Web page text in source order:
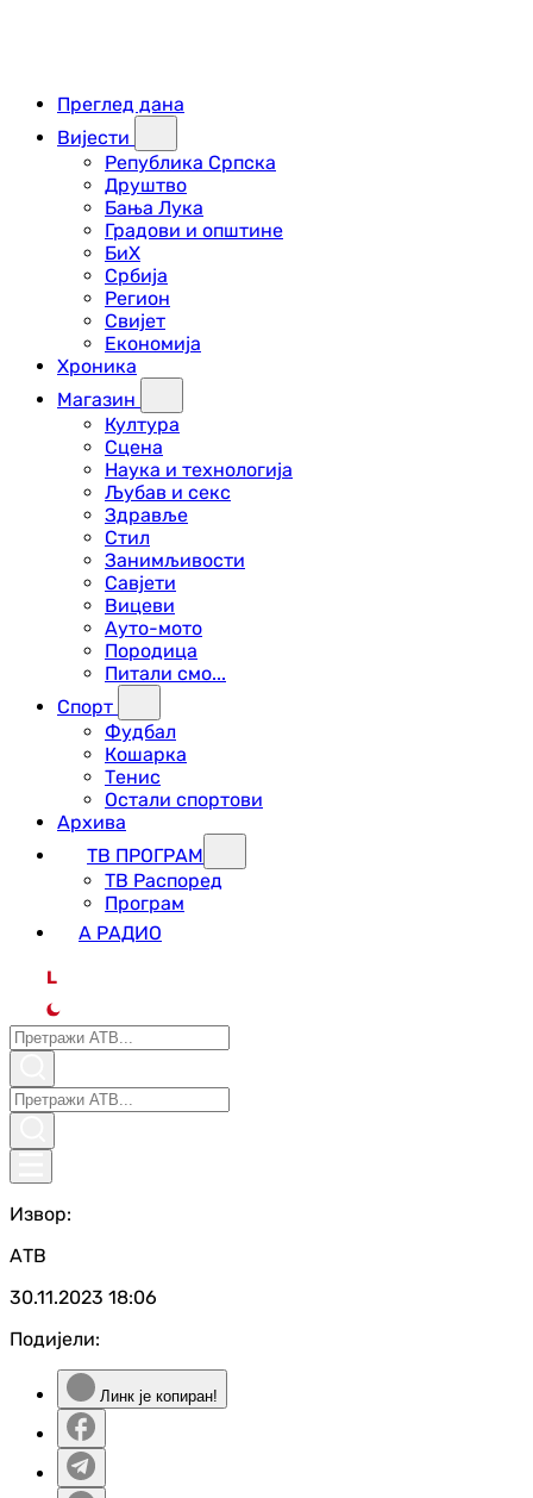
Преглед дана
Вијести
Република Српска
Друштво
Бања Лука
Градови и општине
БиХ
Србија
Регион
Свијет
Економија
Хроника
Магазин
Култура
Сцена
Наука и технологија
Љубав и секс
Здравље
Стил
Занимљивости
Савјети
Вицеви
Ауто-мото
Породица
Питали смо...
Спорт
Фудбал
Кошарка
Тенис
Остали спортови
Архива
ТВ ПРОГРАМ
ТВ Распоред
Програм
А РАДИО
L
Извор:
АТВ
30.11.2023 18:06
Подијели:
Линк је копиран!